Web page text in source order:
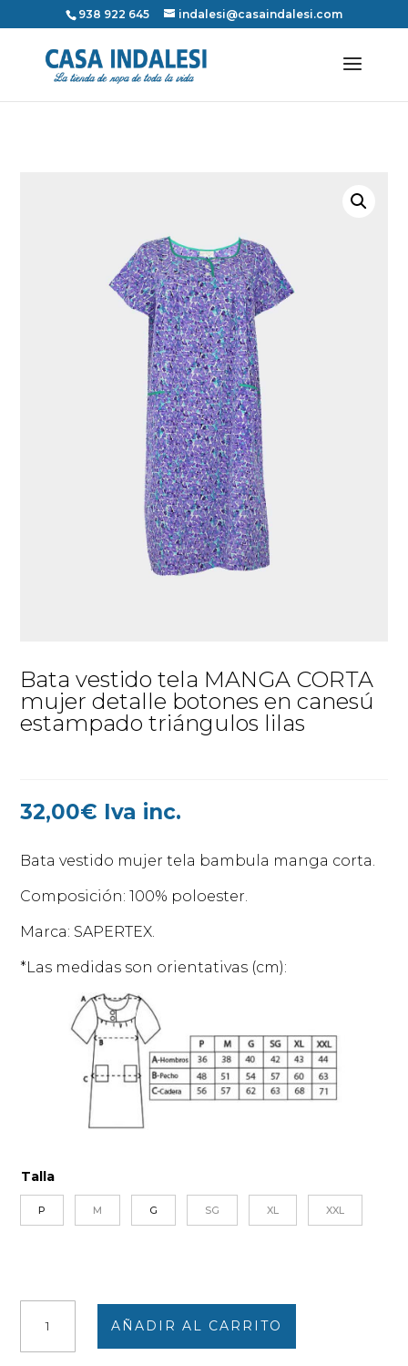
938 922 645 indalesi@casaindalesi.com
Bata vestido tela MANGA CORTA
mujer detalle botones en canesú
estampado triángulos lilas
32,00€ Iva inc.
Bata vestido mujer tela bambula manga corta.
Composición: 100% poloester.
Marca: SAPERTEX.
*Las medidas son orientativas (cm):
Talla
P M G SG XL XXL
vestido
tela
AÑADIR AL CARRITO